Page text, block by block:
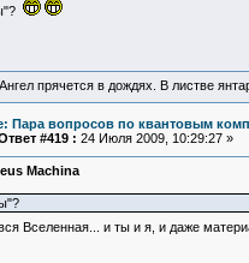
прячется в дождях. В листве
Пара вопросов по квантовым
#419 : 24 Июля 2009, 10:29:27 »
Machina
вся Вселенная... и ты и я, и даже